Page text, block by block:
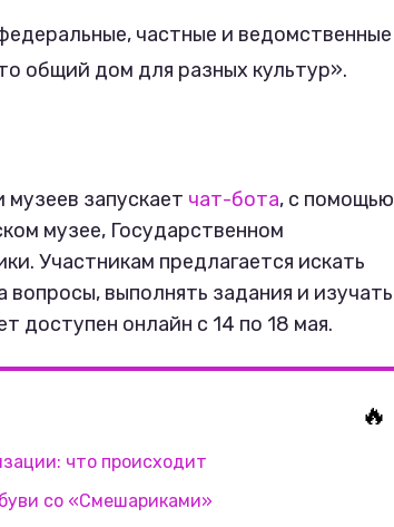
частные и ведомственные
общий дом для разных культур».
запускает чат-бота, с помощью
музее, Государственном
Участникам предлагается искать
выполнять задания и изучать
доступен онлайн с 14 по 18 мая.
🔥
что происходит
со «Смешариками»